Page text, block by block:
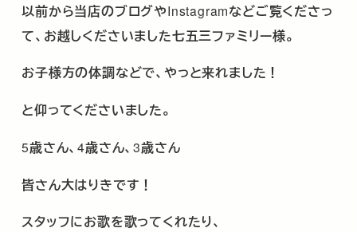
以前から当店のブログやInstagramなどご覧くださっ
て、お越しくださいました七五三ファミリー様。
お子様方の体調などで、やっと来れました！
と仰ってくださいました。
5歳さん、4歳さん、3歳さん
皆さん大はりきです！
スタッフにお歌を歌ってくれたり、